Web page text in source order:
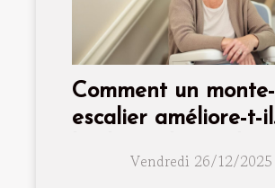
Comment un monte-
escalier améliore-t-il
seniors ?Vendredi 26/12/2025